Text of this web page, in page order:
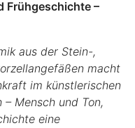
Frühgeschichte –
aus der Stein-,
macht
im künstlerischen
Mensch und Ton,
eine